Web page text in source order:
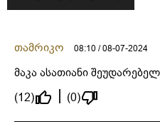
თამრიკო 08:10 / 08-07-2024
მაკა ასათიანი
(12)
(0)